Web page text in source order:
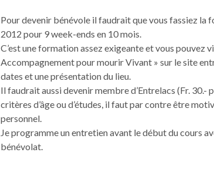
Pour devenir bénévole il faudrait que vous fassiez
2012 pour 9 week-ends en 10 mois.
C’est une formation assez exigeante et vous pouvez
Accompagnement pour mourir Vivant » sur le site
dates et une présentation du lieu.
Il faudrait aussi devenir membre d’Entrelacs (Fr. 30.-
critères d’âge ou d’études, il faut par contre être
personnel.
Je programme un entretien avant le début du cours
bénévolat.